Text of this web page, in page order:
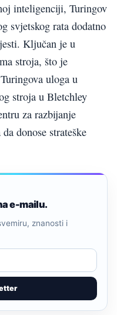
inteligenciji, Turingov
svjetskog rata dodatno
Ključan je u
stroja, što je
uloga u
stroja u Bletchley
za razbijanje
donose strateške
e-mailu.
znanosti i